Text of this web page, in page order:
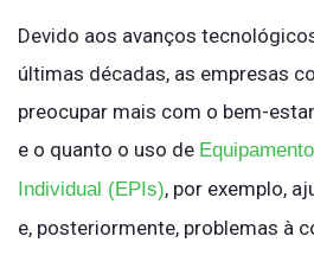
Devido aos avanços
últimas décadas, as empresas
preocupar mais com o bem-
e o quanto o uso de
Individual (EPIs), por exemplo,
e, posteriormente, problemas à